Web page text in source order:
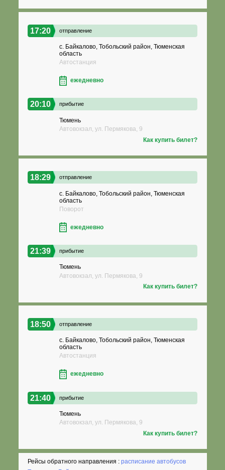
17:20 отправление
с. Байкалово, Тобольский район, Тюменская
область
Автостанция
ежедневно
20:10 прибытие
Тюмень
Автовокзал, ул. Пермякова, 9
Как купить билет?
18:29 отправление
с. Байкалово, Тобольский район, Тюменская
область
Поворот
ежедневно
21:39 прибытие
Тюмень
Автовокзал, ул. Пермякова, 9
Как купить билет?
18:50 отправление
с. Байкалово, Тобольский район, Тюменская
область
Автостанция
ежедневно
21:40 прибытие
Тюмень
Автовокзал, ул. Пермякова, 9
Как купить билет?
Рейсы обратного направления :расписание автобусов